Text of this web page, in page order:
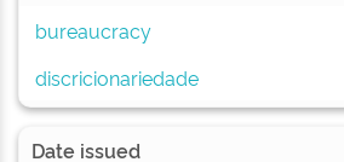
bureaucracy
discricionariedade
Date issued